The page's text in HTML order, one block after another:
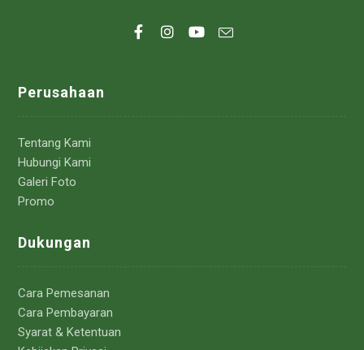
Perusahaan
Tentang Kami
Hubungi Kami
Galeri Foto
Promo
Dukungan
Cara Pemesanan
Cara Pembayaran
Syarat & Ketentuan